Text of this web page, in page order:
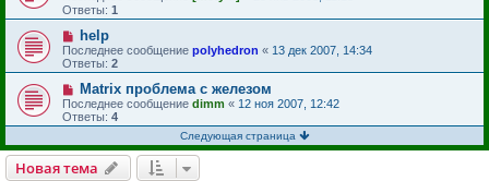
Ответы: 1
help
Последнее сообщение polyhedron « 13 дек 2007, 14:34
Ответы: 2
Matrix проблема с железом
Последнее сообщение dimm « 12 ноя 2007, 12:42
Ответы: 4
Следующая страница
Новая тема